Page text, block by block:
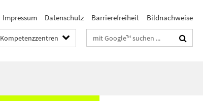
Impressum Datenschutz Barrierefreiheit Bildnachweise
Kompetenzzentren Suchbegriffe